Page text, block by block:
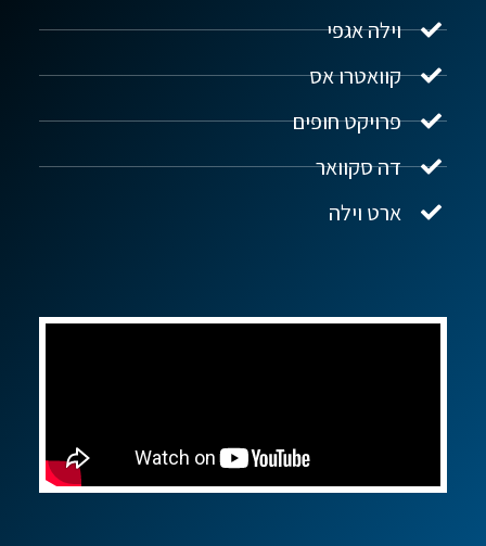
וילה אגפי
קוואטרו אס
פרויקט חופים
דה סקוואר
ארט וילה
נדל"ן ביוון G.R.E
שלום! איך אפשר לעזור?